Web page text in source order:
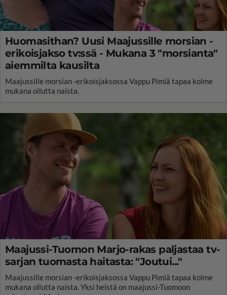
Huomasithan? Uusi Maajussille morsian -
erikoisjakso tv:ssä - Mukana 3 "morsianta"
aiemmilta kausilta
Maajussille morsian -erikoisjaksossa Vappu Pimiä tapaa kolme
mukana ollutta naista.
Maajussi-Tuomon Marjo-rakas paljastaa tv-
sarjan tuomasta haitasta: "Joutui..."
Maajussille morsian -erikoisjaksossa Vappu Pimiä tapaa kolme
mukana ollutta naista. Yksi heistä on maajussi-Tuomoon